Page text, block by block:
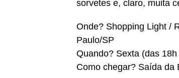
sorvetes e, claro, muita
Onde? Shopping Light /
Paulo/SP
Quando? Sexta (das
Como chegar? Saída da